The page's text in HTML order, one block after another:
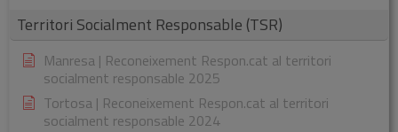
Territori Socialment Responsable (TSR)
Manresa | Reconeixement Respon.cat al territori
socialment responsable 2025
Tortosa | Reconeixement Respon.cat al territori
socialment responsable 2024